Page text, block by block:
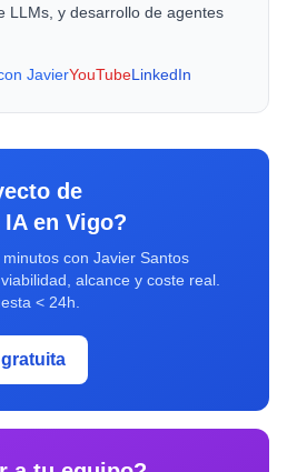
LLMs, y desarrollo de agentes
JavierYouTubeLinkedIn
de
en Vigo?
con Javier Santos
alcance y coste real.
< 24h.